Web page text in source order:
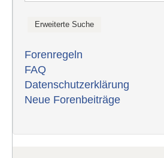
Forenregeln
FAQ
Datenschutzerklärung
Neue Forenbeiträge